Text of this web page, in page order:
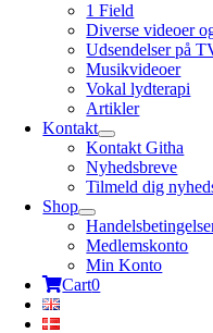
1 Field
Diverse videoer
Udsendelser på
Musikvideoer
Vokal lydterapi
Artikler
Kontakt
Kontakt Githa
Nyhedsbreve
Tilmeld dig
Shop
Medlemskonto
Min Konto
Cart0